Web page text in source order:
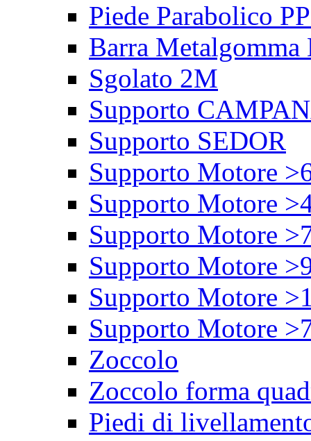
Piede Parabolico
Barra Metalgomma
Sgolato 2M
Supporto
Supporto SEDOR
Supporto Motore
Supporto Motore
Supporto Motore
Supporto Motore
Supporto Motore
Supporto Motore
Zoccolo
Zoccolo forma
Piedi di